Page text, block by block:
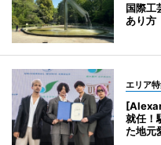
国際工
あり方
エリア
就任！
た地元